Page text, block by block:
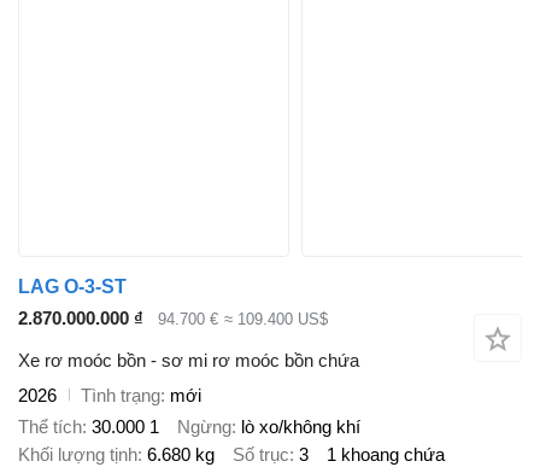
LAG O-3-ST
2.870.000.000 ₫
94.700 € ≈ 109.400 US$
Xe rơ moóc bồn - sơ mi rơ moóc bồn chứa
2026
Tình trạng mới
Thể tích 30.000 1 Ngừng lò xo/không khí
Khối lượng tịnh 6.680 kg Số trục 3 1 khoang chứa